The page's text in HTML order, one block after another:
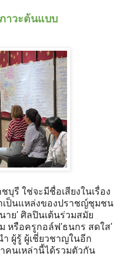
าวะต้นแบบ
บุรี ใช่จะมีชื่อเสียงในเรื่อง
เป็นแหล่งของปราชญ์ชุมชน
าย' ศิลปินเต้นร่วมสมัย
หรือครูกอล์ฟ'ธนกร สดใส'
ผู้รู้ ผู้เชี่ยวชาญในอีก
คนเหล่านี้ได้รวมตัวกัน